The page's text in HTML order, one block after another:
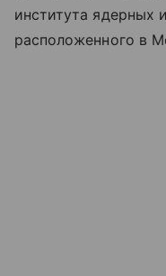
института ядерных
расположенного в